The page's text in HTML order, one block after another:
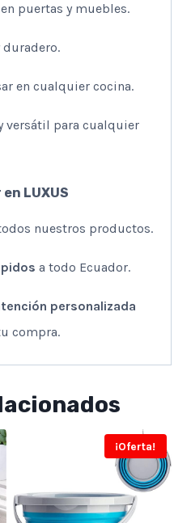
puertas y muebles.
en cualquier cocina.
versátil para cualquier
LUXUS
nuestros productos.
a todo Ecuador.
personalizada
compra.
¡Oferta!